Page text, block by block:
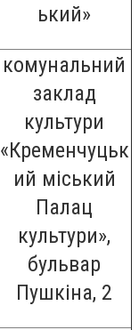
ький»
комунальний
заклад
культури
«Кременчуцьк
ий міський
Палац
культури»,
бульвар
Пушкіна, 2